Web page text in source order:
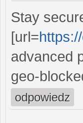
Stay
[url=
advanced
geo-
odpowiedz